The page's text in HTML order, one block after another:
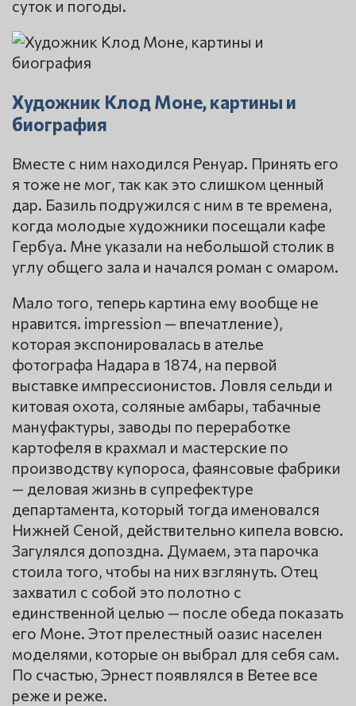
суток и погоды.
Художник Клод Моне, картины и
биография
Вместе с ним находился Ренуар. Принять его
я тоже не мог, так как это слишком ценный
дар. Базиль подружился с ним в те времена,
когда молодые художники посещали кафе
Гербуа. Мне указали на небольшой столик в
углу общего зала и начался роман с омаром.
Мало того, теперь картина ему вообще не
нравится. impression — впечатление),
которая экспонировалась в ателье
фотографа Надара в 1874, на первой
выставке импрессионистов. Ловля сельди и
китовая охота, соляные амбары, табачные
мануфактуры, заводы по переработке
картофеля в крахмал и мастерские по
производству купороса, фаянсовые фабрики
— деловая жизнь в супрефектуре
департамента, который тогда именовался
Нижней Сеной, действительно кипела вовсю.
Загулялся допоздна. Думаем, эта парочка
стоила того, чтобы на них взглянуть. Отец
захватил с собой это полотно с
единственной целью — после обеда показать
его Моне. Этот прелестный оазис населен
моделями, которые он выбрал для себя сам.
По счастью, Эрнест появлялся в Ветее все
реже и реже.